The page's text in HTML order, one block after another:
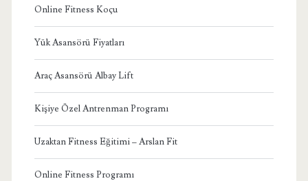
Online Fitness Koçu
Yük Asansörü Fiyatları
Araç Asansörü Albay Lift
Kişiye Özel Antrenman Programı
Uzaktan Fitness Eğitimi – Arslan Fit
Online Fitness Programı